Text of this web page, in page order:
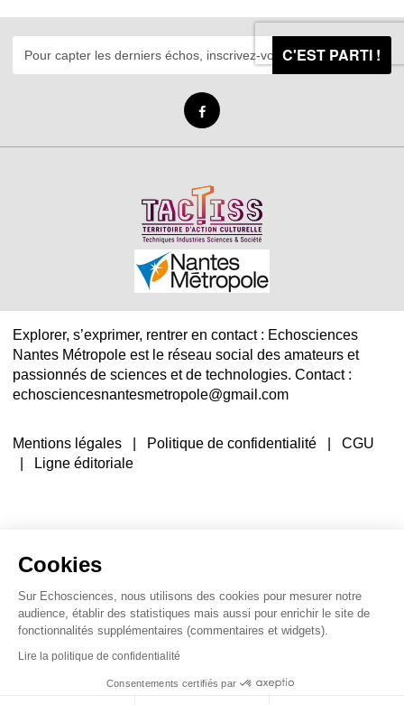
Cookies
Sur Echosciences, nous utilisons des cookies pour mesurer notre
audience, établir des statistiques mais aussi pour enrichir le site de
fonctionnalités supplémentaires (commentaires et widgets).
Lire la politique de confidentialité
Consentements certifiés par
C'EST PARTI !
Explorer, s’exprimer, rentrer en contact : Echosciences
Nantes Métropole est le réseau social des amateurs et
passionnés de sciences et de technologies. Contact :
echosciencesnantesmetropole@gmail.com
Mentions légales Politique de confidentialité |CGU
Ligne éditoriale